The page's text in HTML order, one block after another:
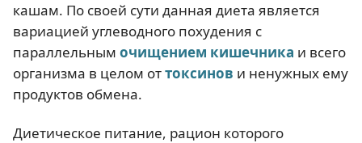
кашам. По своей сути данная диета является
вариацией углеводного похудения с
параллельным очищением кишечника и всего
организма в целом оттоксинов и ненужных ему
продуктов обмена.
Диетическое питание, рацион которого